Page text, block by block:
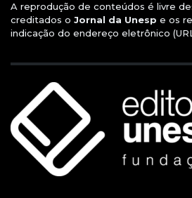
A reprodução de conteúdos é livre
creditados o Jornal da Unesp e os
indicação do endereço eletrônico